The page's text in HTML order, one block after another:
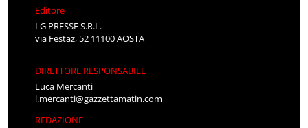
Editore
LG PRESSE S.R.L.
via Festaz, 52 11100 AOSTA
DIRETTORE RESPONSABILE
Luca Mercanti
l.mercanti@gazzettamatin.com
REDAZIONE